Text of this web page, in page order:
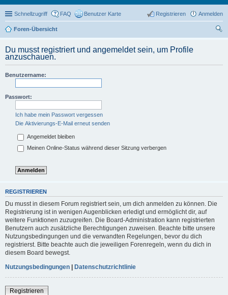
Schnellzugriff FAQ Benutzer Karte Anmelden
Registrieren
Foren-Übersicht
Du musst registriert und angemeldet sein, um Profile
anzuschauen.
Benutzername:
Passwort:
Ich habe mein Passwort vergessen
Die Aktivierungs-E-Mail erneut senden
Angemeldet bleiben
Meinen Online-Status während dieser Sitzung verbergen
REGISTRIEREN
Du musst in diesem Forum registriert sein, um dich anmelden zu können. Die
Registrierung ist in wenigen Augenblicken erledigt und ermöglicht dir, auf
weitere Funktionen zuzugreifen. Die Board-Administration kann registrierten
Benutzern auch zusätzliche Berechtigungen zuweisen. Beachte bitte unsere
Nutzungsbedingungen und die verwandten Regelungen, bevor du dich
registrierst. Bitte beachte auch die jeweiligen Forenregeln, wenn du dich in
diesem Board bewegst.
Nutzungsbedingungen | Datenschutzrichtlinie
Registrieren